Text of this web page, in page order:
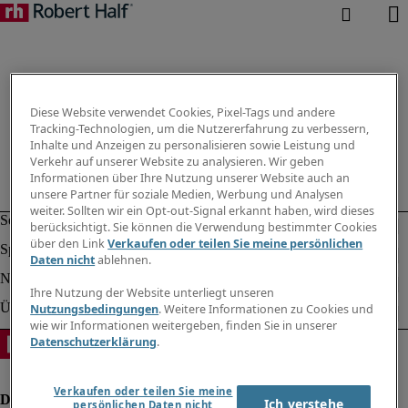
Diese Website verwendet Cookies, Pixel-Tags und andere
Tracking-Technologien, um die Nutzererfahrung zu verbessern,
Inhalte und Anzeigen zu personalisieren sowie Leistung und
Verkehr auf unserer Website zu analysieren. Wir geben
Informationen über Ihre Nutzung unserer Website auch an
unsere Partner für soziale Medien, Werbung und Analysen
weiter. Sollten wir ein Opt-out-Signal erkannt haben, wird dieses
berücksichtigt. Sie können die Verwendung bestimmter Cookies
über den LinkVerkaufen oder teilen Sie meine persönlichen
Daten nichtablehnen.
Ihre Nutzung der Website unterliegt unseren
Nutzungsbedingungen. Weitere Informationen zu Cookies und
wie wir Informationen weitergeben, finden Sie in unserer
Datenschutzerklärung.
Verkaufen oder teilen Sie meine
persönlichen Daten nicht
Ich verstehe